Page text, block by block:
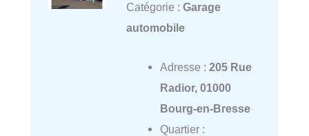
Catégorie : Garage
automobile
Adresse : 205 Rue
Radior, 01000
Bourg-en-Bresse
Quartier :